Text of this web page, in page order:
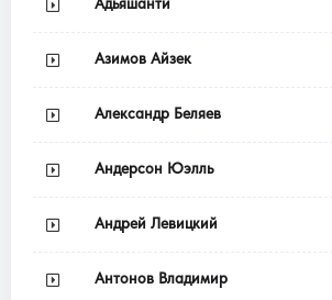
Азимов Айзек
Александр Беляев
Андерсон Юэлль
Андрей Левицкий
Антонов Владимир